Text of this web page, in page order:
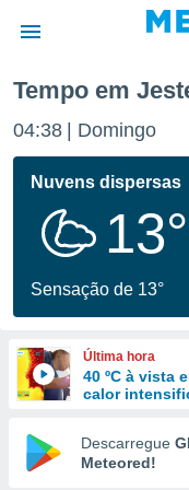
da
foi
fornecidas
a este
das
e
forma
digital
Tempo em
04:38 Domingo
Nuvens dispersas
13°
Sensação de 13°
Última hora
40 ºC à vista
calor
Descarregue
Meteored!